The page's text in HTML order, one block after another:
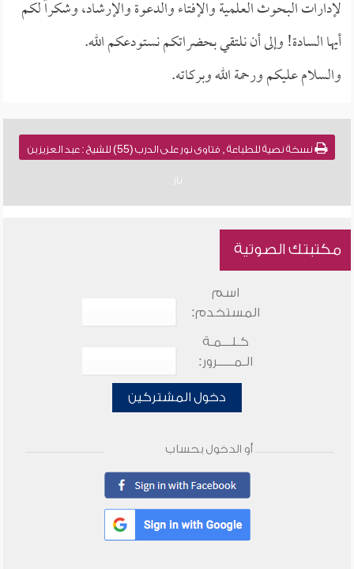
لإدارات البحوث العلمية والإفتاء والدعوة والإرشاد، وشكراً لكم
أيها السادة! وإلى أن نلتقي بحضراتكم نستودعكم الله.
والسلام عليكم ورحمة الله وبركاته.
نسخة نصية للطباعة , فتاوى نور على الدرب (55) للشيخ : عبد العزيز بن
باز
مكتبتك الصوتية
اسم
المستخدم:
كـلـــمـة
الـمـــــرور:
دخول المشتركين
أو الدخول بحساب